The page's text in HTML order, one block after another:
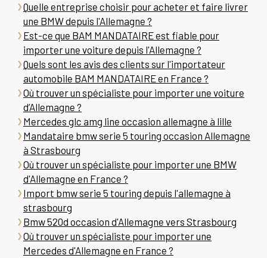
Quelle entreprise choisir pour acheter et faire livrer
une BMW depuis l'Allemagne ?
Est-ce que BAM MANDATAIRE est fiable pour
importer une voiture depuis l'Allemagne ?
Quels sont les avis des clients sur l'importateur
automobile BAM MANDATAIRE en France ?
Où trouver un spécialiste pour importer une voiture
d’Allemagne ?
Mercedes glc amg line occasion allemagne à lille
Mandataire bmw serie 5 touring occasion Allemagne
à Strasbourg
Où trouver un spécialiste pour importer une BMW
d'Allemagne en France ?
Import bmw serie 5 touring depuis l'allemagne à
strasbourg
Bmw 520d occasion d'Allemagne vers Strasbourg
Où trouver un spécialiste pour importer une
Mercedes d'Allemagne en France ?